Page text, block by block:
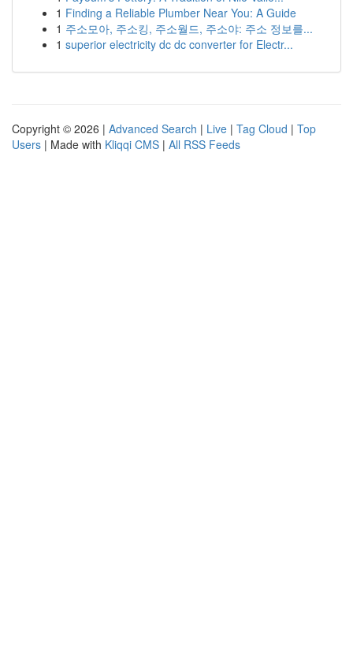
1 Finding a Reliable Plumber Near You: A Guide
1 주소모아, 주소킹, 주소월드, 주소야: 주소 정보를...
1 superior electricity dc dc converter for Electr...
Copyright © 2026 | Advanced Search | Live | Tag Cloud | Top
Users | Made with Kliqqi CMS | All RSS Feeds